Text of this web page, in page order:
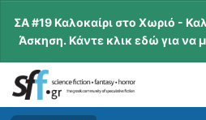
ΣΑ #19 Καλοκαίρι στο Χωριό -
Άσκηση. Κάντε κλικ εδώ για να